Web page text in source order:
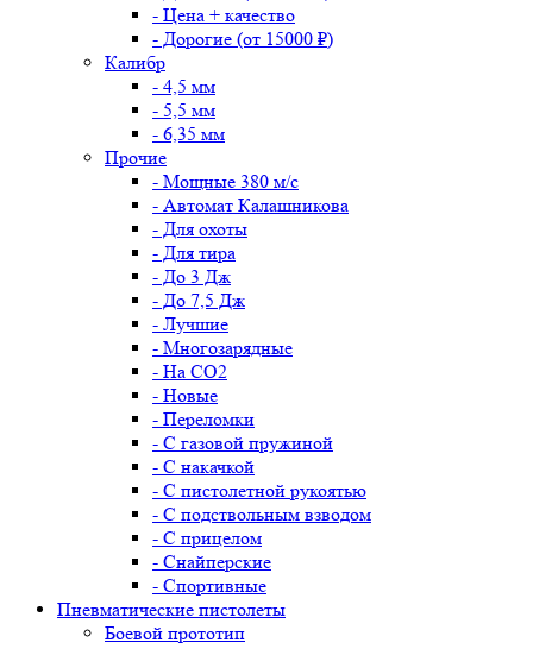
- Цена + качество
- Дорогие (от 15000 ₽)
Калибр
- 4,5 мм
- 5,5 мм
- 6,35 мм
Прочие
- Мощные 380 м/с
- Автомат Калашникова
- Для охоты
- Для тира
- До 3 Дж
- До 7,5 Дж
- Лучшие
- Многозарядные
- На CO2
- Новые
- Переломки
- С газовой пружиной
- С накачкой
- С пистолетной рукоятью
- С подствольным взводом
- С прицелом
- Снайперские
- Спортивные
Пневматические пистолеты
Боевой прототип